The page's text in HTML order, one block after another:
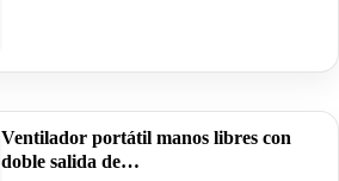
Ventilador portátil manos libres con
doble salida de…